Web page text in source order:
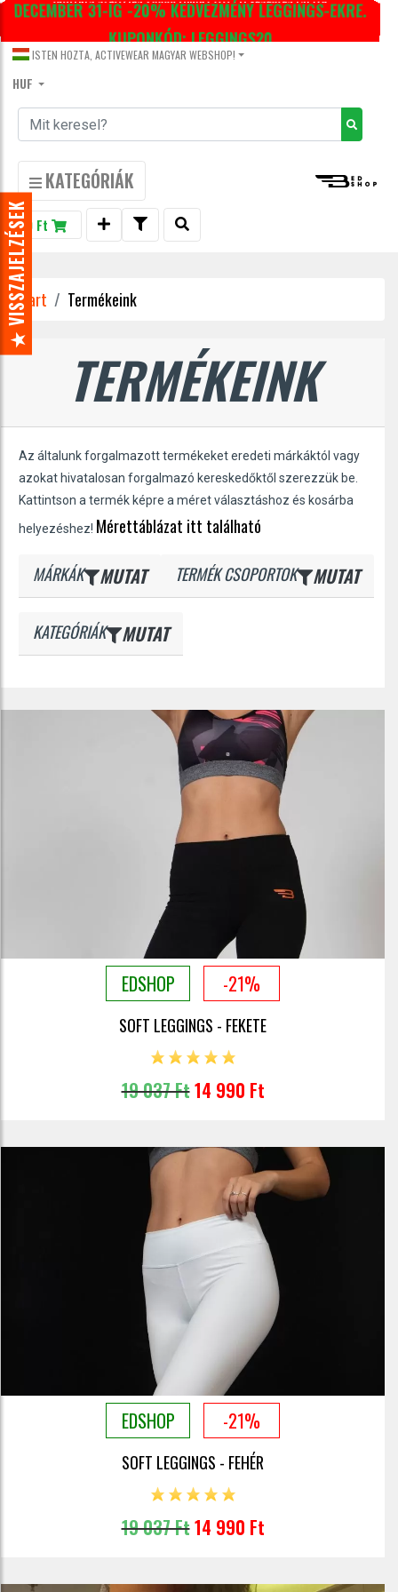
DECEMBER 31-IG -20% KEDVEZMÉNY LEGGINGS-EKRE.
KUPONKÓD: LEGGINGS20
ISTEN HOZTA, ACTIVEWEAR MAGYAR WEBSHOP!
HUF
KATEGÓRIÁK
0 Ft
Start Termékeink
TERMÉKEINK
Az általunk forgalmazott termékeket eredeti márkáktól vagy
azokat hivatalosan forgalmazó kereskedőktől szerezzük be.
Kattintson a termék képre a méret választáshoz és kosárba
helyezéshez! Mérettáblázat itt található
MÁRKÁK MUTAT TERMÉK CSOPORTOK MUTAT
KATEGÓRIÁK MUTAT
EDSHOP -21%
SOFT LEGGINGS - FEKETE
19 037 Ft14 990 Ft
EDSHOP -21%
SOFT LEGGINGS - FEHÉR
19 037 Ft14 990 Ft
★ VISSZAJELZÉSEK